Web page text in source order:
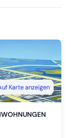
Karte anzeigen